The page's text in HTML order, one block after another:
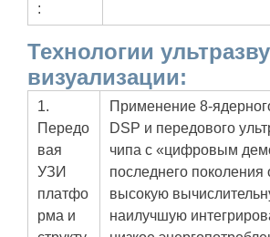
:
Технологии
визуализации:
1.
Передо
вая
УЗИ
платфо
рма и
Применение 8-
DSP и передового
чипа с «цифровым
последнего поколения
высокую
наилучшую